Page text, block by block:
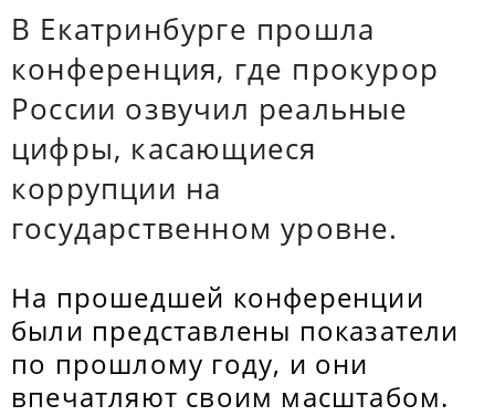
В Екатринбурге прошла
конференция, где прокурор
России озвучил реальные
цифры, касающиеся
коррупции на
государственном уровне.
На прошедшей конференции
были представлены показатели
по прошлому году, и они
впечатляют своим масштабом.